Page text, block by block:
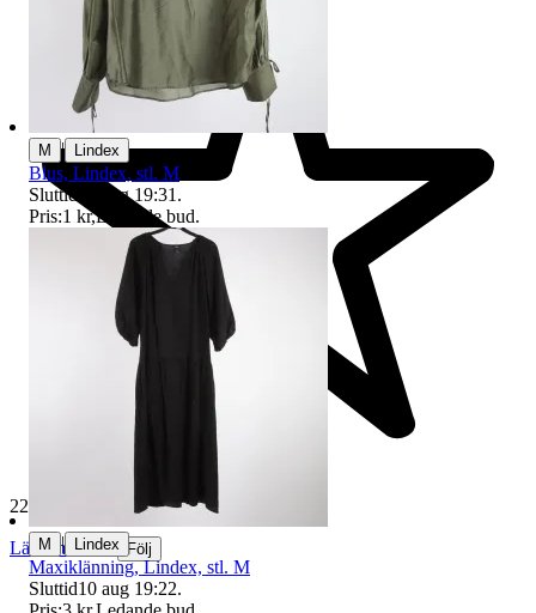
229 433 omdömen
Läs omdömen Följ
M | Lindex
Blus, Lindex, stl. M
Sluttid
10 aug 19:31 .
Pris:1 kr,Ledande bud.
M | Lindex
Maxiklänning, Lindex, stl. M
Sluttid10 aug 19:22.